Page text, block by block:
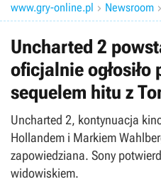
www.gry-online.pl  Newsroom 
Uncharted 2
oficjalnie ogłosiło
sequelem hitu z
Uncharted 2, kontynuacja
Hollandem i Markiem
zapowiedziana. Sony
widowiskiem.